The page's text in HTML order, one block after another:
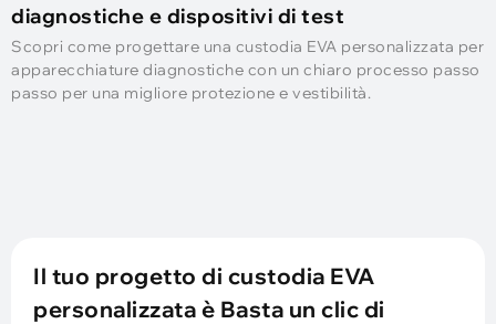
diagnostiche e dispositivi di test
Scopri come progettare una custodia EVA personalizzata per
apparecchiature diagnostiche con un chiaro processo passo
passo per una migliore protezione e vestibilità.
Il tuo progetto di custodia EVA
personalizzata è Basta un clic di